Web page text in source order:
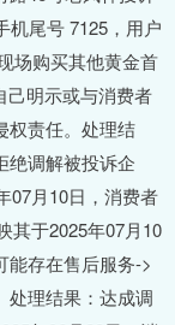
机尾号 7125，用户
场购买其他黄金首
己明示或与消费者
权责任。处理结
绝调解被投诉企
07月10日，消费者
其于2025年07月10
能存在售后服务->
处理结果：达成调